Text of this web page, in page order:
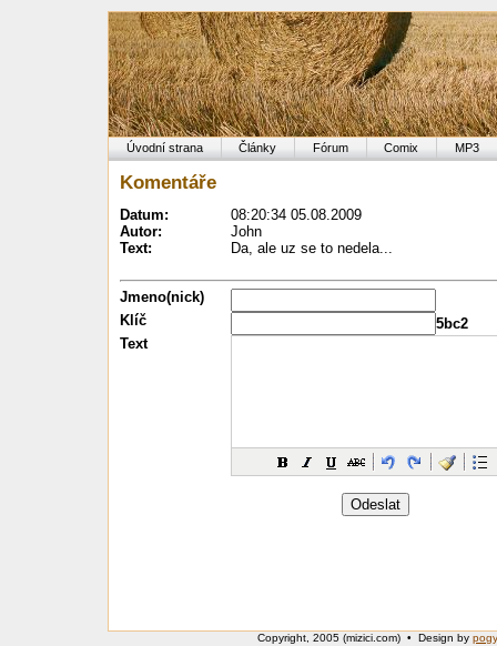
Úvodní strana Články Fórum Comix MP3
Komentáře
Datum:
08:20:34 05.08.2009
Autor:
John
Text:
Da, ale uz se to nedela...
Jmeno(nick)
Klíč
5bc2
Text
Copyright, 2005 (mizici.com) • Design by